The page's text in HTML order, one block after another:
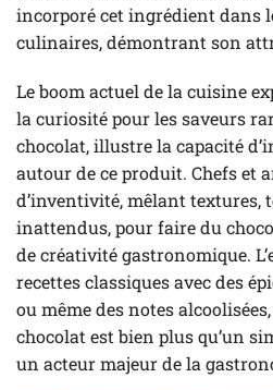
incorporé cet ingrédient dans
culinaires, démontrant son
Le boom actuel de la cuisine
la curiosité pour les saveurs
chocolat, illustre la capacité
autour de ce produit. Chefs et
d’inventivité, mêlant textures,
inattendus, pour faire du
de créativité gastronomique.
recettes classiques avec des
ou même des notes
chocolat est bien plus qu’un
un acteur majeur de la